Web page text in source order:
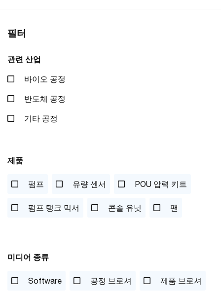
필터
관련 산업
바이오 공정
반도체 공정
기타 공정
제품
펌프 유량 센서 POU 압력 키트
펌프 탱크 믹서 콘솔 유닛 팬
미디어 종류
Software 공정 브로셔 제품 브로셔